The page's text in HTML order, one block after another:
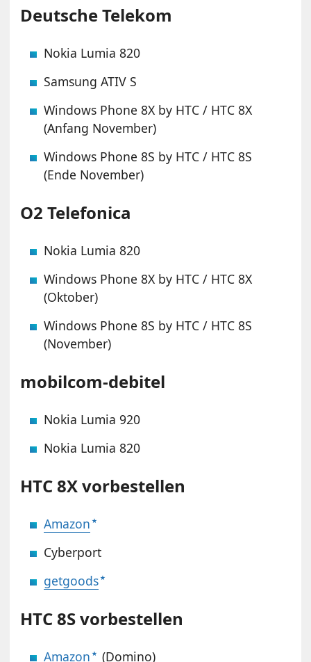
Deutsche Telekom
Nokia Lumia 820
Samsung ATIV S
Windows Phone 8X by HTC / HTC 8X
(Anfang November)
Windows Phone 8S by HTC / HTC 8S
(Ende November)
O2 Telefonica
Nokia Lumia 820
Windows Phone 8X by HTC / HTC 8X
(Oktober)
Windows Phone 8S by HTC / HTC 8S
(November)
mobilcom-debitel
Nokia Lumia 920
Nokia Lumia 820
HTC 8X vorbestellen
Amazon
Cyberport
getgoods
HTC 8S vorbestellen
Amazon (Domino)